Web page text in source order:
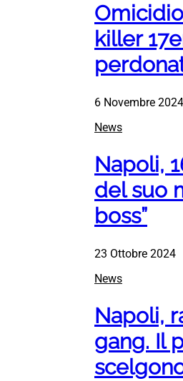
killer
6 Novembre 2024
News
Napoli,
del suo
boss”
23 Ottobre 2024
News
Napoli,
gang. Il